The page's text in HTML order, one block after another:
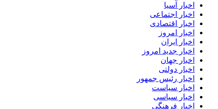
اخبار آسیا
اخبار اجتماعی
اخبار اقتصادی
اخبار امروز
اخبار ایران
اخبار جدید امروز
اخبار جهان
اخبار دولتی
اخبار رئیس جمهور
اخبار سیاست
اخبار سیاسی
اخبار فرهنگی